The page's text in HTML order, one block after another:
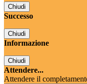
Chiudi
Successo
Chiudi
Informazione
Chiudi
Attendere...
Attendere il